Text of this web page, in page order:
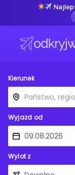
Kierunek
Wyjazd od
Wylot z